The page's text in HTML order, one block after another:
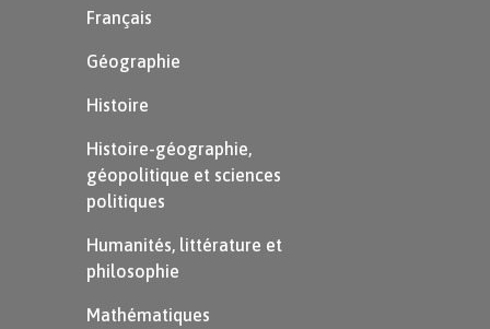
Français
Géographie
Histoire
Histoire-géographie,
géopolitique et sciences
politiques
Humanités, littérature et
philosophie
Mathématiques